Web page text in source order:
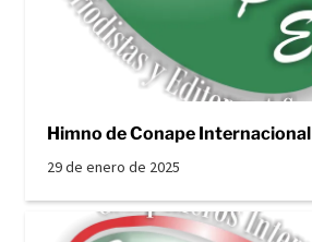
Himno de Conape Internacional
29 de enero de 2025